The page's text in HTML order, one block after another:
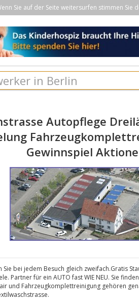
Sie auf der Seite weitersurfen stimmen Sie
Autopflege
Gewinnspiel
bei jedem Besuch gleich zweifach.Gratis
Partner für ein AUTO fast WIE NEU. Sie
und Fahrzeugkomplettreinigung gehören